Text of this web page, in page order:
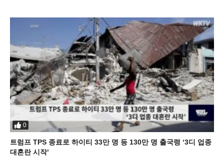
0
트럼프 TPS 종료로 하이티 33만 명 등 130만 명 출국령 ‘3디 업종
대혼란 시작’